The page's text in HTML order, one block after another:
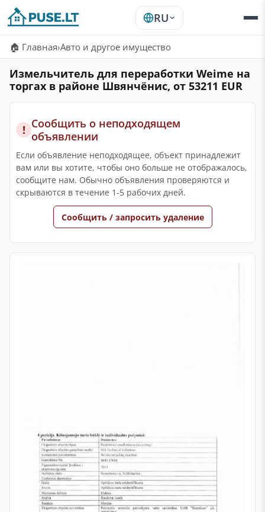
RU
🏠 Главная›Авто и другое имущество
Измельчитель для переработки Weime на
торгах в районе Швянчёнис, от 53211 EUR
! Сообщить о неподходящем
объявлении
Если объявление неподходящее, объект принадлежит
вам или вы хотите, чтобы оно больше не отображалось,
сообщите нам. Обычно объявления проверяются и
скрываются в течение 1-5 рабочих дней.
Сообщить / запросить удаление